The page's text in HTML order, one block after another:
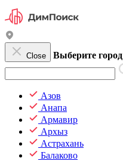
Close Выберите город
Азов
Анапа
Армавир
Архыз
Астрахань
Балаково